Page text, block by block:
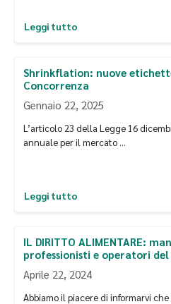
Leggi tutto
Shrinkflation: nuove
Concorrenza
Gennaio 22, 2025
L’articolo 23 della Legge 16
annuale per il mercato …
Leggi tutto
IL DIRITTO ALIMENTARE:
professionisti e operatori
Aprile 22, 2024
Abbiamo il piacere di informarvi